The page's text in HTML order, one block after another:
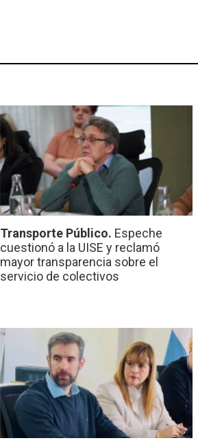
Transporte Público. Espeche
cuestionó a la UISE y reclamó
mayor transparencia sobre el
servicio de colectivos